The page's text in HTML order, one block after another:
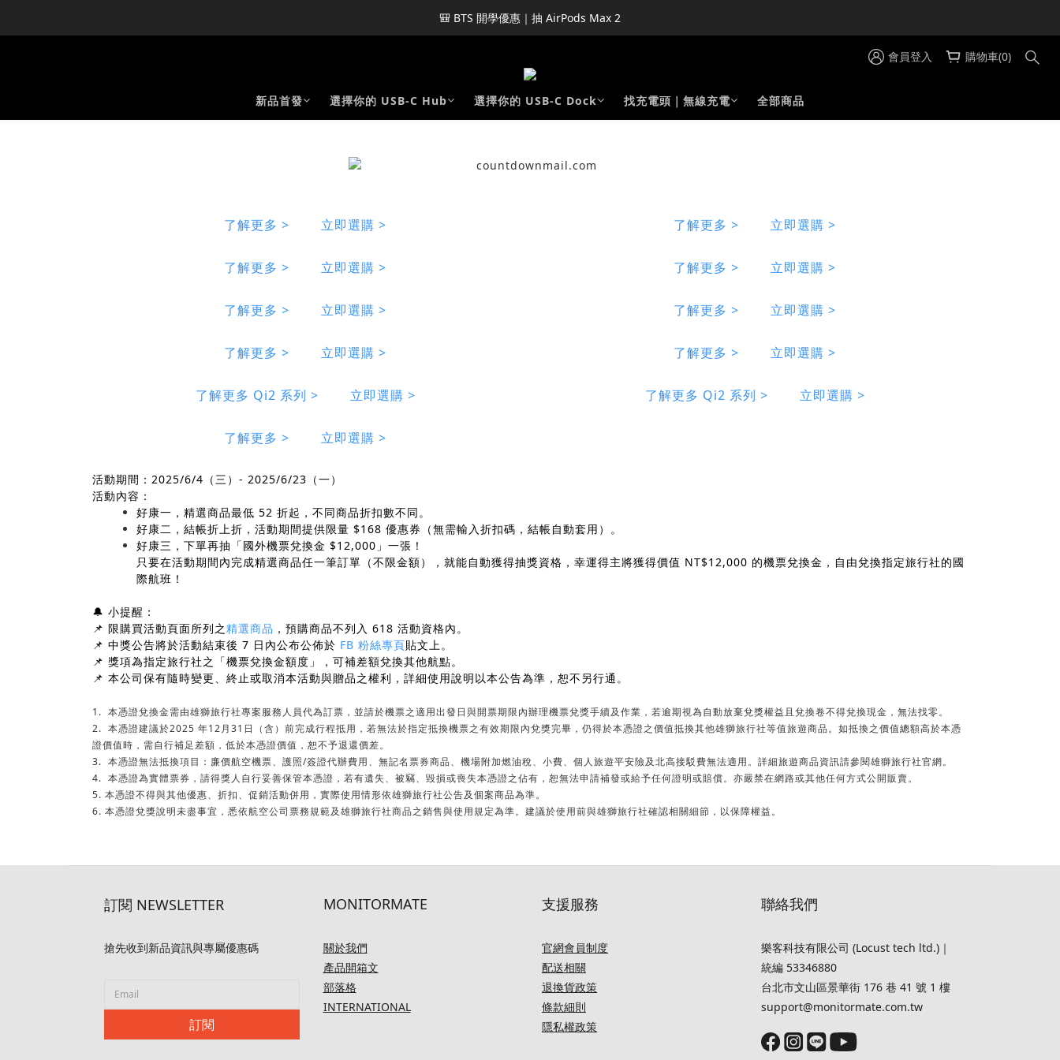
🎒 BTS 開學優惠｜抽 AirPods Max 2
會員登入 購物車(0)
新品首發 選擇你的 USB-C Hub 選擇你的 USB-C Dock 找充電頭｜無線充電 全部商品
了解更多 > 立即選購 > 了解更多 > 立即選購 >
了解更多 > 立即選購 > 了解更多 > 立即選購 >
了解更多 > 立即選購 > 了解更多 > 立即選購 >
了解更多 > 立即選購 > 了解更多 > 立即選購 >
了解更多 Qi2 系列 > 立即選購 > 了解更多 Qi2 系列 > 立即選購 >
了解更多 > 立即選購 >
活動期間：2025/6/4（三）- 2025/6/23（一）
活動內容：
好康一，精選商品最低 52 折起，不同商品折扣數不同。
好康二，結帳折上折，活動期間提供限量 $168 優惠券（無需輸入折扣碼，結帳自動套用）
。
好康三，下單再抽「國外機票兌換金 $12,000」一張！
只要在活動期間內完成精選商品任一筆訂單（不限金額），就能自動獲得抽獎資格，幸運得主將獲得價值 NT$12,000 的機票兌換金，自由兌換指定旅行社的國
際航班！
🔔 小提醒：
📌 限購買活動頁面所列之精選商品 ，預購商品不列入 618 活動資格內。
📌 中獎公告將於活動結束後 7 日內公布公佈於 FB 粉絲專頁貼文上 。
📌 獎項為指定旅行社之「機票兌換金額度」，可補差額兌換其他航點。
📌 本公司保有隨時變更、終止或取消本活動與贈品之權利，詳細使用說明以本公告為準，恕不另行通 。
1. 本憑證兌換金需由雄獅旅行社專案服務人員代為訂票，並請於機票之適用出發日與開票期限內辦理機票兌獎手續及作業，若逾期視為自動放棄兌獎權益且兌換卷不得兌換現金，無法找零。
2. 本憑證建議於2025 年12月31日（含）前完成行程抵用，若無法於指定抵換機票之有效期限內兌獎完畢，仍得於本憑證之價值抵換其他雄獅旅行社等值旅遊商品。如抵換之價值總額高於本憑
證價值時，需自行補足差額，低於本憑證價值，恕不予退還價差。
3. 本憑證無法抵換項目：廉價航空機票、護照/簽證代辦費用、無記名票券商品、機場附加燃油稅、小費、個人旅遊平安險及北高接駁費無法適用。詳細旅遊商品資訊請參閱雄獅旅行社官網。
4. 本憑證為實體票券，請得獎人自行妥善保管本憑證，若有遺失、被竊、毀損或喪失本憑證之佔有，恕無法申請補發或給予任何證明或賠償。亦嚴禁在網路或其他任何方式公開販賣。
5. 本憑證不得與其他優惠、折扣、促銷活動併用，實際使用情形依雄獅旅行社公告及個案商品為準。
6. 本憑證兌獎說明未盡事宜，悉依航空公司票務規範及雄獅旅行社商品之銷售與使用規定為準。建議於使用前與雄獅旅行社確認相關細節，以保障權益。
訂閱 NEWSLETTER
搶先收到新品資訊與專屬優惠碼
訂閱
MONITORMATE
關於我們
產品開箱文
部落格
INTERNATIONAL
支援服務
官網會員制度
配送相關
退換貨政策
條款細則
隱私權政策
聯絡我們
樂客科技有限公司 (Locust tech ltd.)｜
統編 53346880
台北市文山區景華街 176 巷 41 號 1 樓
support@monitormate.com.tw